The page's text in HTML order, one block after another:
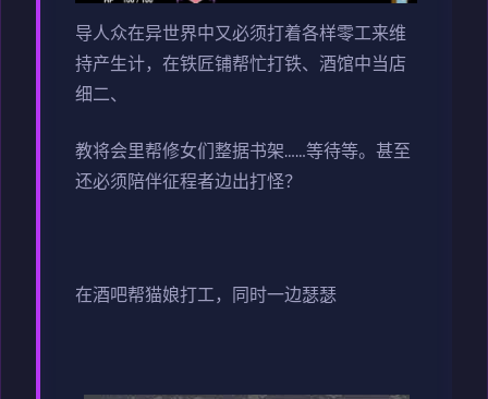
导人众在异世界中又必须打着各样零工来维
持产生计，在铁匠铺帮忙打铁、酒馆中当店
细二、
教将会里帮修女们整据书架……等待等。甚至
还必须陪伴征程者边出打怪？
在酒吧帮猫娘打工，同时一边瑟瑟